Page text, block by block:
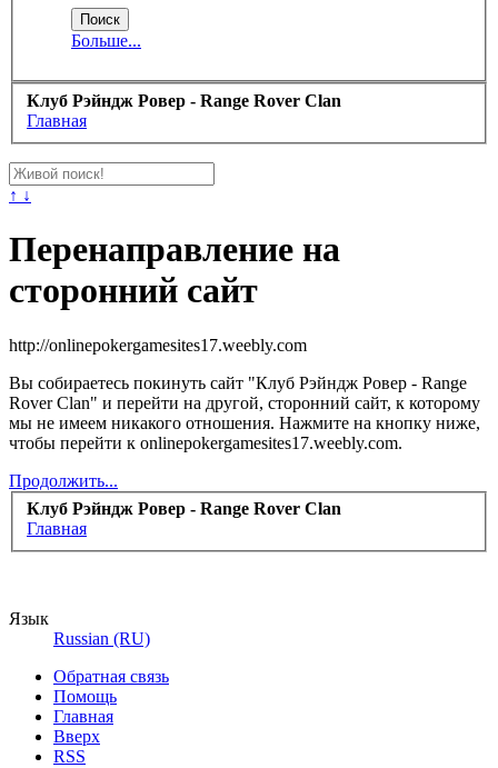
Больше...
Клуб Рэйндж Ровер - Range Rover Clan
Главная
↑ ↓
Перенаправление на
сторонний сайт
http://onlinepokergamesites17.weebly.com
Вы собираетесь покинуть сайт "Клуб Рэйндж Ровер - Range
Rover Clan" и перейти на другой, сторонний сайт, к которому
мы не имеем никакого отношения. Нажмите на кнопку ниже,
чтобы перейти к onlinepokergamesites17.weebly.com.
Продолжить...
Клуб Рэйндж Ровер - Range Rover Clan
Главная
Язык
Russian (RU)
Обратная связь
Помощь
Главная
Вверх
RSS